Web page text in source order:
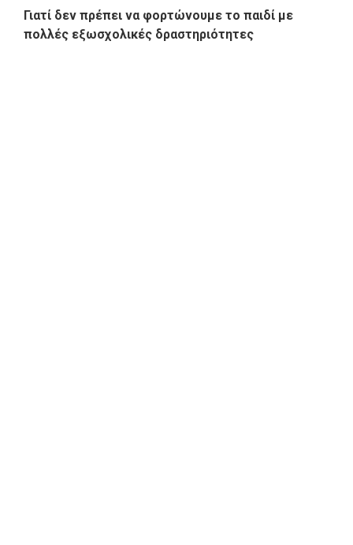
Γιατί δεν πρέπει να φορτώνουμε το παιδί με
πολλές εξωσχολικές δραστηριότητες